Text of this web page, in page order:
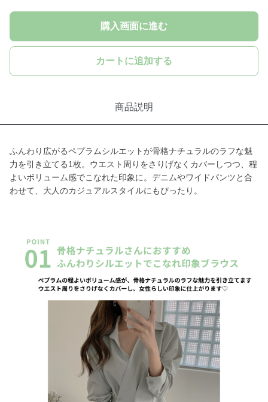
購入画面に進む
カートに追加する
商品説明
ふんわり広がるペプラムシルエットが骨格ナチュラルのラフな魅
力を引き立てる1枚。ウエスト周りをさりげなくカバーしつつ、程
よいボリューム感でこなれた印象に。デニムやワイドパンツと合
わせて、大人のカジュアルスタイルにもぴったり。